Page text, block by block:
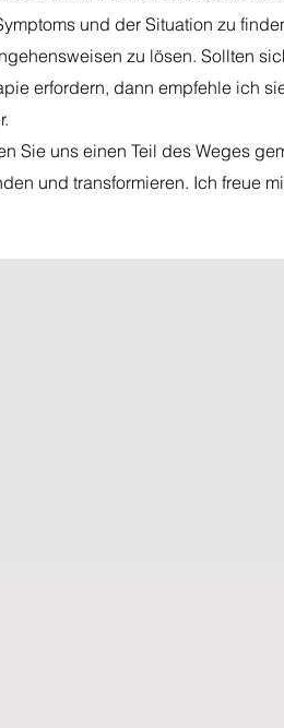
und der Situation zu
zu lösen. Sollten
erfordern, dann empfehle ich
Sie uns einen Teil des Weges
und transformieren. Ich freue